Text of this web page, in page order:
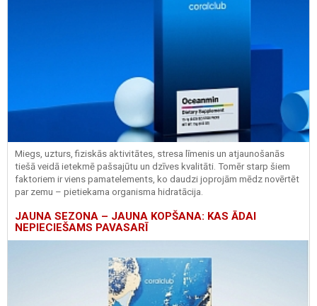
Miegs, uzturs, fiziskās aktivitātes, stresa līmenis un atjaunošanās
tiešā veidā ietekmē pašsajūtu un dzīves kvalitāti. Tomēr starp šiem
faktoriem ir viens pamatelements, ko daudzi joprojām mēdz novērtēt
par zemu – pietiekama organisma hidratācija.
JAUNA SEZONA – JAUNA KOPŠANA: KAS ĀDAI
NEPIECIEŠAMS PAVASARĪ